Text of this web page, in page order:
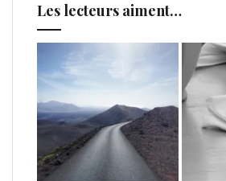
Les lecteurs aiment…